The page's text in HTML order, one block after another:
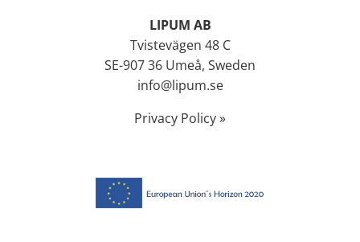
LIPUM AB
Tvistevägen 48 C
SE-907 36 Umeå, Sweden
info@lipum.se
Privacy Policy »